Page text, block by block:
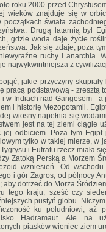
roku 2000 przed
wieków znajduje się w
początkach świata
Drugą latarnią był
gdzie woda daje życie
Jak się zdaje, poza
ruchy i anarchia.
najwykwintniejsza z
jakie przyczyny
pracą podstawową - zresztą
i w Indiach nad Gangesem - a
i historię Mezopotamii.
wiosny napełnia się
jest na tej ziemi ciągle
jej odbiciem. Poza tym Egipt
tylko w takiej mierze, w
i Eufratu rzecz miała
Zatoką Perską a Morzem
wzniesień. Od
i gór Zagros; od północy
aby dotrzeć do Morza
tego kraju, sześć czy
pustyń globu.
ku południowi,
Hadramaut. Ale na
piasków wieniec ziem